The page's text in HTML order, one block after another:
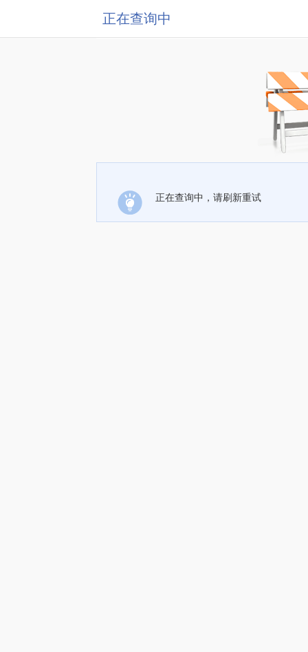
正在查询中
正在查询中，请刷新重试